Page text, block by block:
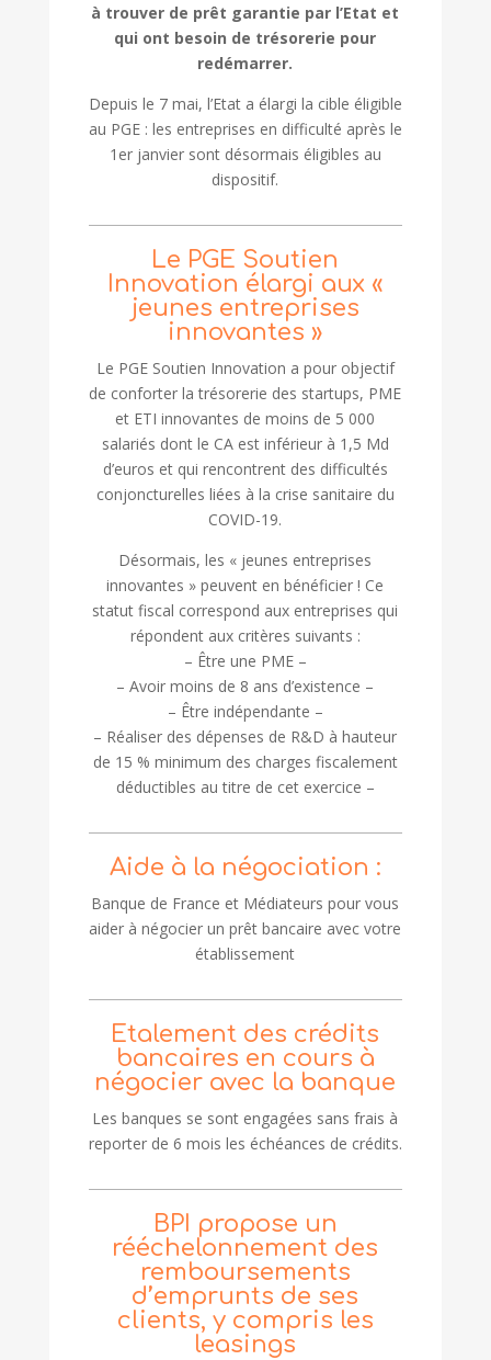
à trouver de prêt garantie par l’Etat et
qui ont besoin de trésorerie pour
redémarrer.
Depuis le 7 mai, l’Etat a élargi la cible éligible
au PGE : les entreprises en difficulté après le
1er janvier sont désormais éligibles au
dispositif.
Le PGE Soutien
Innovation élargi aux «
jeunes entreprises
innovantes »
Le PGE Soutien Innovation a pour objectif
de conforter la trésorerie des startups, PME
et ETI innovantes de moins de 5 000
salariés dont le CA est inférieur à 1,5 Md
d’euros et qui rencontrent des difficultés
conjoncturelles liées à la crise sanitaire du
COVID-19.
Désormais, les « jeunes entreprises
innovantes » peuvent en bénéficier ! Ce
statut fiscal correspond aux entreprises qui
répondent aux critères suivants :
– Être une PME –
– Avoir moins de 8 ans d’existence –
– Être indépendante –
– Réaliser des dépenses de R&D à hauteur
de 15 % minimum des charges fiscalement
déductibles au titre de cet exercice –
Aide à la négociation :
Banque de France et Médiateurs pour vous
aider à négocier un prêt bancaire avec votre
établissement
Etalement des crédits
bancaires en cours à
négocier avec la banque
Les banques se sont engagées sans frais à
reporter de 6 mois les échéances de crédits.
BPI propose un
rééchelonnement des
remboursements
d’emprunts de ses
clients, y compris les
leasings